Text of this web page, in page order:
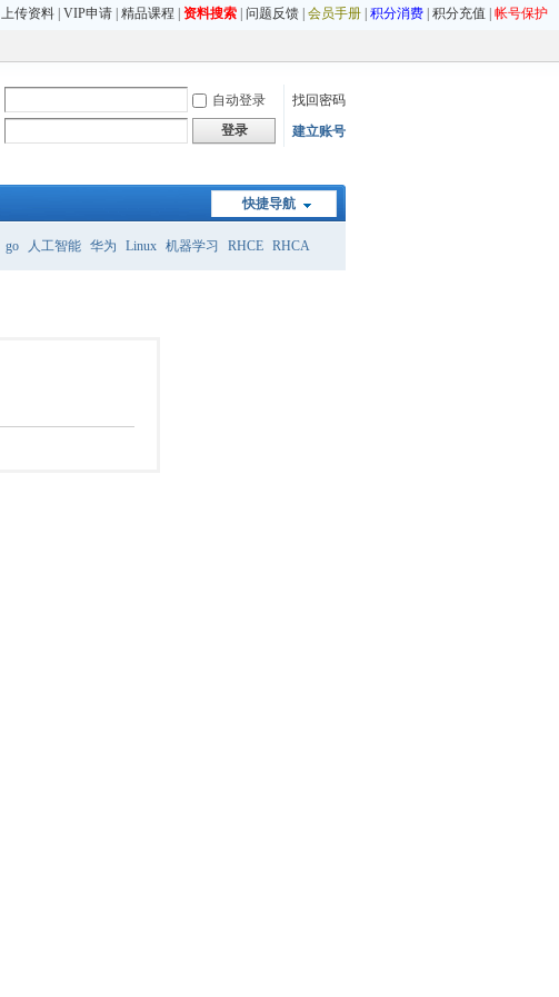
上传资料 VIP申请 精品课程 资料搜索 问题反馈 会员手册 积分消费 积分充值 帐号保护
自动登录
找回密码
登录 建立账号
快捷导航
go 人工智能 华为 Linux 机器学习 RHCE RHCA